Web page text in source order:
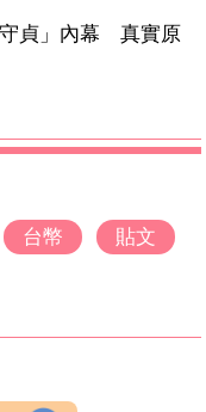
守貞」內幕 真實原
台幣 貼文